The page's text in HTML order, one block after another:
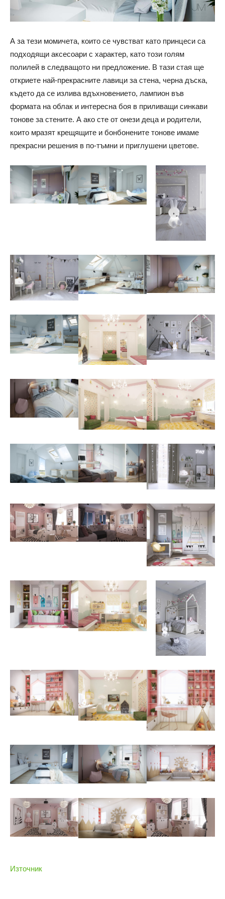
А за тези момичета, които се чувстват като принцеси са
подходящи аксесоари с характер, като този голям
полилей в следващото ни предложение. В тази стая ще
откриете най-прекрасните лавици за стена, черна дъска,
където да се излива вдъхновението, лампион във
формата на облак и интересна боя в приливащи синкави
тонове за стените. А ако сте от онези деца и родители,
които мразят крещящите и бонбонените тонове имаме
прекрасни решения в по-тъмни и приглушени цветове.
Източник